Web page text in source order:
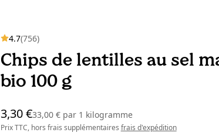
4.7(756)
Chips de lentilles au sel
bio 100 g
3,30 €33,00 € par1 kilogramme
Prix TTC, hors frais supplémentaires frais d'expédition